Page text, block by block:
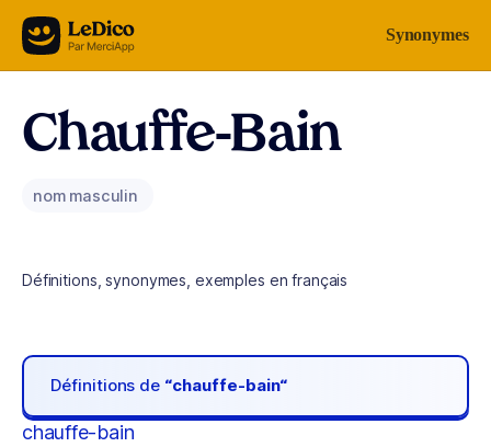
Aller au contenu Synonymes
Chauffe-Bain
nom masculin
Définitions, synonymes, exemples en français
Définitions de “chauffe-bain“
chauffe-bain